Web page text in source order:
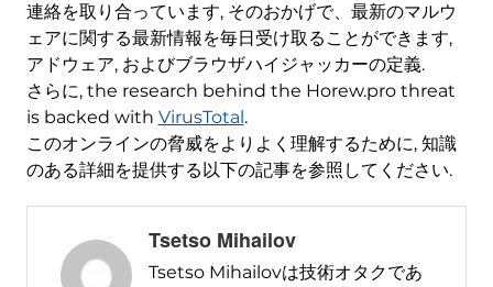
連絡を取り合っています, そのおかげで、最新のマルウ
ェアに関する最新情報を毎日受け取ることができます,
アドウェア, およびブラウザハイジャッカーの定義.
さらに, the research behind the Horew.pro threat
is backed with VirusTotal .
このオンラインの脅威をよりよく理解するために, 知識
のある詳細を提供する以下の記事を参照してください.
Tsetso Mihailov
Tsetso Mihailovは技術オタクであ